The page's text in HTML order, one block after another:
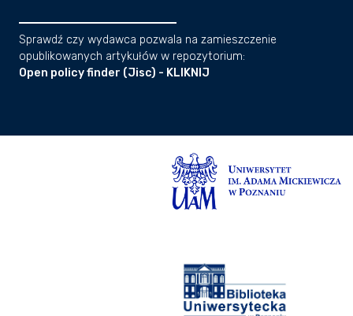
Sprawdź czy wydawca pozwala na zamieszczenie
opublikowanych artykułów w repozytorium:
Open policy finder (Jisc) - KLIKNIJ